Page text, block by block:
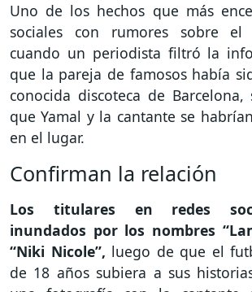
Uno de los hechos que más
sociales con rumores sobre el
cuando un periodista filtró la
que la pareja de famosos había
conocida discoteca de
que Yamal y la cantante se
en el lugar.
Confirman la relación
Los titulares en redes
inundados por los nombres
“Niki Nicole”, luego de que el
de 18 años subiera a sus